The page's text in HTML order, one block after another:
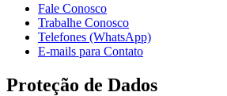
Fale Conosco
Trabalhe Conosco
Telefones (WhatsApp)
E-mails para Contato
Proteção de Dados